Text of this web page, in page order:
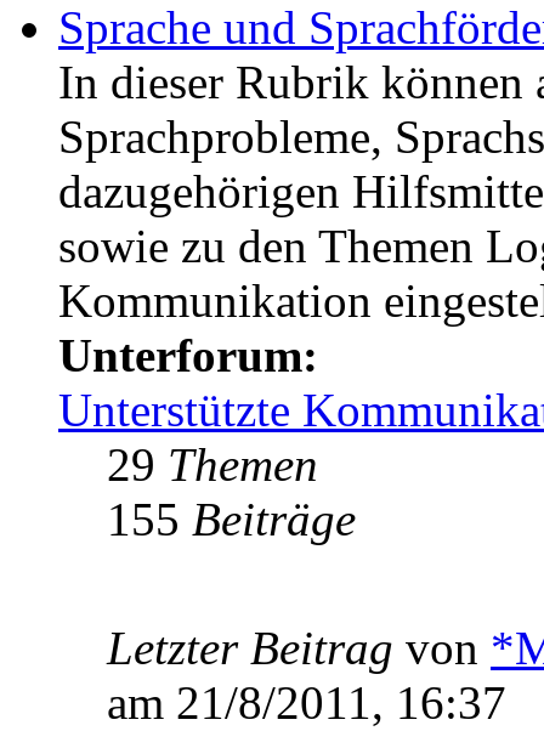
Sprache und
In dieser Rubrik können
Sprachprobleme,
dazugehörigen
sowie zu den Themen
Kommunikation
Unterforum:
Unterstützte
29 Themen
155 Beiträge
Letzter Beitrag von
am 21/8/2011, 16:37